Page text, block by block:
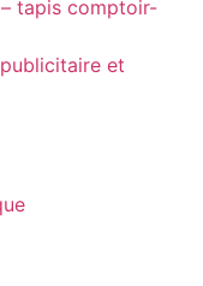
tapis comptoir-
et